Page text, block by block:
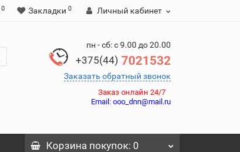
0 Закладки 0 Личный кабинет
пн - сб: с 9.00 до 20.00
+375(44) 7021532
Заказать обратный звонок
Заказ онлайн 24/7
Email: ooo_dnn@mail.ru
Корзинапокупок: 0